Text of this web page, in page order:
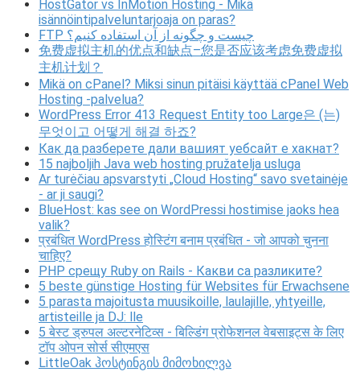
HostGator vs InMotion Hosting - Mikä
isännöintipalveluntarjoaja on paras?
FTP چیست و چگونه از آن استفاده کنیم؟
免费虚拟主机的优点和缺点–您是否应该考虑免费虚拟
主机计划？
Mikä on cPanel? Miksi sinun pitäisi käyttää cPanel Web
Hosting -palvelua?
WordPress Error 413 Request Entity too Large은 (는)
무엇이고 어떻게 해결 하죠?
Как да разберете дали вашият уебсайт е хакнат?
15 najboljih Java web hosting pružatelja usluga
Ar turėčiau apsvarstyti „Cloud Hosting“ savo svetainėje
- ar ji saugi?
BlueHost: kas see on WordPressi hostimise jaoks hea
valik?
प्रबंधित WordPress होस्टिंग बनाम प्रबंधित - जो आपको चुनना
चाहिए?
PHP срещу Ruby on Rails - Какви са разликите?
5 beste günstige Hosting für Websites für Erwachsene
5 parasta majoitusta muusikoille, laulajille, yhtyeille,
artisteille ja DJ: lle
5 बेस्ट ड्रुपल अल्टरनेटिव्स - बिल्डिंग प्रोफेशनल वेबसाइट्स के लिए
टॉप ओपन सोर्स सीएमएस
LittleOak ჰოსტინგის მიმოხილვა